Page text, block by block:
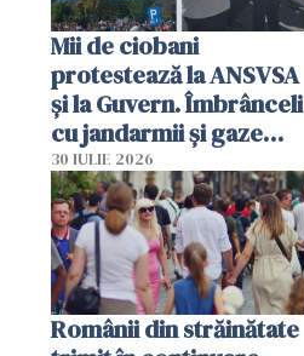
Mii de ciobani
protestează la ANSVSA
și la Guvern. Îmbrânceli
cu jandarmii și gaze
lacrimogene
30 IULIE 2026
Românii din străinătate